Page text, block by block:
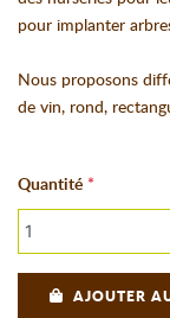
pour implanter
Nous proposons
de vin, rond,
Quantité
AJOUTER